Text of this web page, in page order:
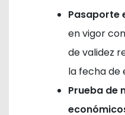
Pasaporte
en vigor
de validez
la fecha de
Prueba de